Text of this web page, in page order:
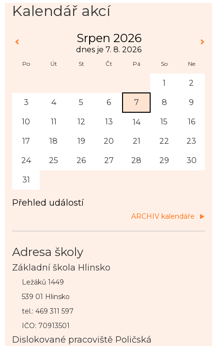
Kalendář akcí
Srpen 2026
dnes je 7. 8. 2026
Po Út St Čt Pá So Ne
1 2
3 4 5 6 7 8 9
10 11 12 13 14 15 16
17 18 19 20 21 22 23
24 25 26 27 28 29 30
31
Přehled událostí
ARCHIV kalendáře
Adresa školy
Základní škola Hlinsko
Ležáků 1449
539 01 Hlinsko
tel.: 469 311 597
IČO: 70913501
Dislokované pracoviště Poličská